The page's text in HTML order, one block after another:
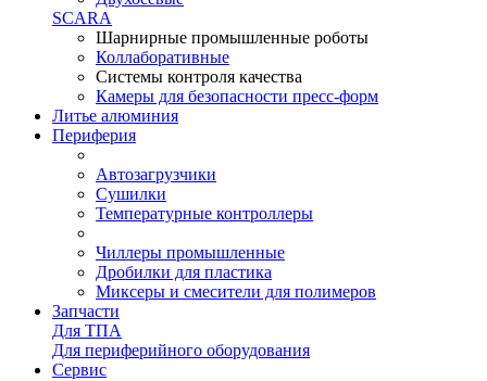
SCARA
Шарнирные промышленные роботы
Коллаборативные
Системы контроля качества
Камеры для безопасности пресс-форм
Литье алюминия
Периферия
Автозагрузчики
Сушилки
Температурные контроллеры
Чиллеры промышленные
Дробилки для пластика
Миксеры и смесители для полимеров
Запчасти
Для ТПА
Для периферийного оборудования
Сервис